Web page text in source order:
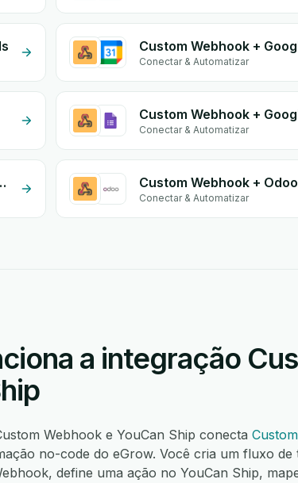
Conectar & Automatizar
Conectar & Automatizar
form Custom Webhook +
Conectar & Automatizar
a integração
Webhook e YouCan Ship conecta
no-code do eGrow. Você cria um fluxo
define uma ação no YouCan Ship,